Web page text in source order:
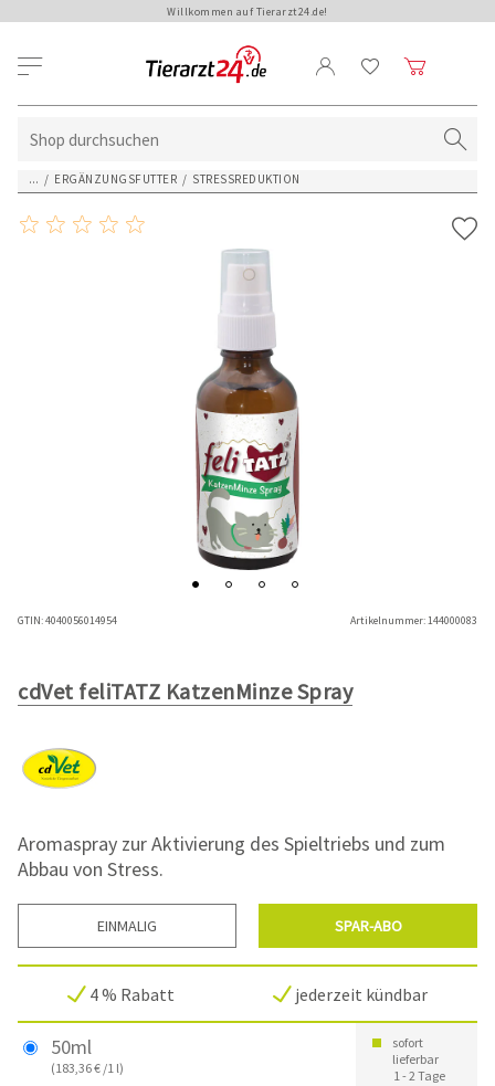
Willkommen auf Tierarzt24.de!
... / ERGÄNZUNGSFUTTER / STRESSREDUKTION
GTIN:4040056014954 Artikelnummer:144000083
cdVet feliTATZ KatzenMinze Spray
Aromaspray zur Aktivierung des Spieltriebs und zum
Abbau von Stress.
EINMALIG SPAR-ABO
4 % Rabatt jederzeit kündbar
50ml
(183,36 € /1 l)
sofort
lieferbar
1 - 2 Tage